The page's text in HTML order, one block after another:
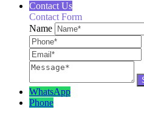
Contact Us
Contact Form
Name
WhatsApp
Phone